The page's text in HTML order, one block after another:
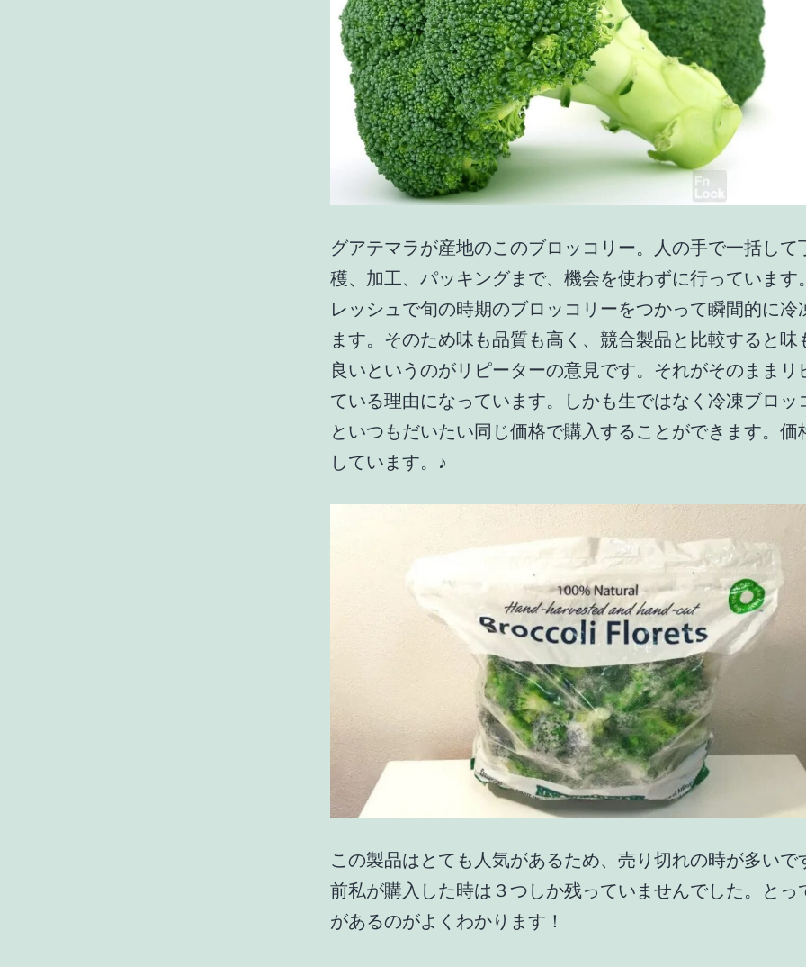
グアテマラが産地のこのブロッコリー。人の手で一括して
穫、加工、パッキングまで、機会を使わずに行っています
レッシュで旬の時期のブロッコリーをつかって瞬間的に冷
ます。そのため味も品質も高く、競合製品と比較すると味
良いというのがリピーターの意見です。それがそのままリ
ている理由になっています。しかも生ではなく冷凍ブロッ
といつもだいたい同じ価格で購入することができます。価
しています。♪
この製品はとても人気があるため、売り切れの時が多いで
前私が購入した時は３つしか残っていませんでした。とっ
があるのがよくわかります！